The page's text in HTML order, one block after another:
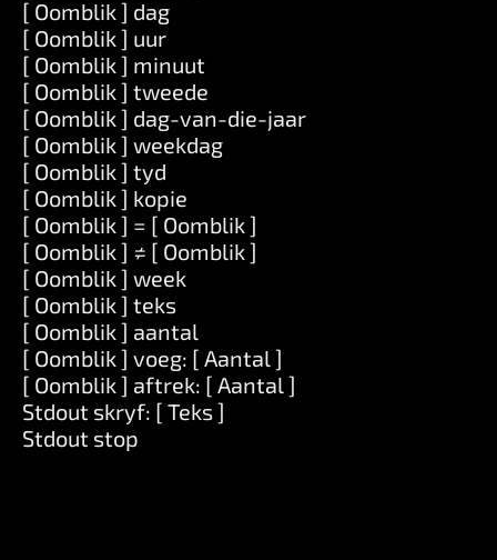
[ Oomblik ] dag
[ Oomblik ] uur
[ Oomblik ] minuut
[ Oomblik ] tweede
[ Oomblik ] dag-van-die-jaar
[ Oomblik ] weekdag
[ Oomblik ] tyd
[ Oomblik ] kopie
[ Oomblik ] = [ Oomblik ]
[ Oomblik ] ≠ [ Oomblik ]
[ Oomblik ] week
[ Oomblik ] teks
[ Oomblik ] aantal
[ Oomblik ] voeg: [ Aantal ]
[ Oomblik ] aftrek: [ Aantal ]
Stdout skryf: [ Teks ]
Stdout stop